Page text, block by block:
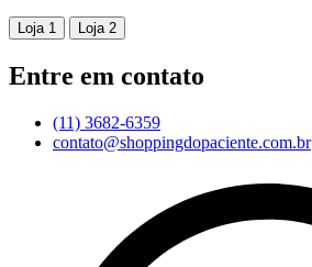
Loja 1 Loja 2
Entre em contato
(11) 3682-6359
contato@shoppingdopaciente.com.br